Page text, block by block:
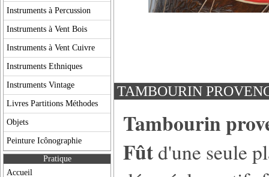
Instruments à Percussion
Instruments à Vent Bois
Instruments à Vent Cuivre
Instruments Ethniques
Instruments Vintage
Livres Partitions Méthodes
Objets
Peinture Icônographie
Pratique
Accueil
TAMBOURIN
Tambourin
Fût d'une seule